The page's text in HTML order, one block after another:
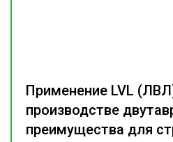
Применение LVL
производстве
преимущества для